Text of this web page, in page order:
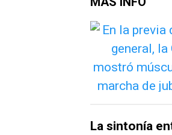
La sintonía